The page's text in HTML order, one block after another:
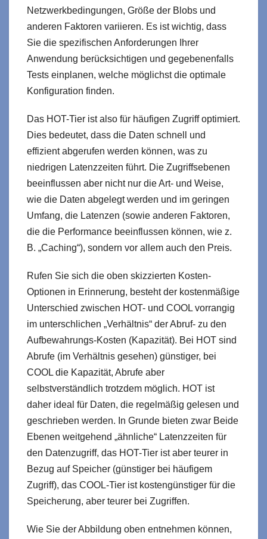
Netzwerkbedingungen, Größe der Blobs und
anderen Faktoren variieren. Es ist wichtig, dass
Sie die spezifischen Anforderungen Ihrer
Anwendung berücksichtigen und gegebenenfalls
Tests einplanen, welche möglichst die optimale
Konfiguration finden.
Das HOT-Tier ist also für häufigen Zugriff optimiert.
Dies bedeutet, dass die Daten schnell und
effizient abgerufen werden können, was zu
niedrigen Latenzzeiten führt. Die Zugriffsebenen
beeinflussen aber nicht nur die Art- und Weise,
wie die Daten abgelegt werden und im geringen
Umfang, die Latenzen (sowie anderen Faktoren,
die die Performance beeinflussen können, wie z.
B. „Caching“), sondern vor allem auch den Preis.
Rufen Sie sich die oben skizzierten Kosten-
Optionen in Erinnerung, besteht der kostenmäßige
Unterschied zwischen HOT- und COOL vorrangig
im unterschlichen „Verhältnis“ der Abruf- zu den
Aufbewahrungs-Kosten (Kapazität). Bei HOT sind
Abrufe (im Verhältnis gesehen) günstiger, bei
COOL die Kapazität, Abrufe aber
selbstverständlich trotzdem möglich. HOT ist
daher ideal für Daten, die regelmäßig gelesen und
geschrieben werden. In Grunde bieten zwar Beide
Ebenen weitgehend „ähnliche“ Latenzzeiten für
den Datenzugriff, das HOT-Tier ist aber teurer in
Bezug auf Speicher (günstiger bei häufigem
Zugriff), das COOL-Tier ist kostengünstiger für die
Speicherung, aber teurer bei Zugriffen.
Wie Sie der Abbildung oben entnehmen können,